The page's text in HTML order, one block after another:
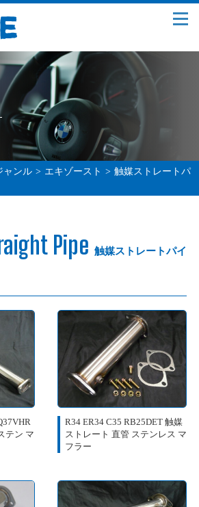
ャンル > エキゾースト > 触媒ストレートパ
Pipe 触媒ストレートパイ
テン マ
R34 ER34 C35 RB25DET 触媒
ストレート 直管 ステンレス マ
フラー